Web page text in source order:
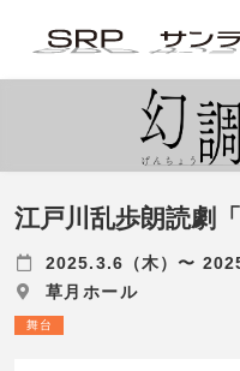
江戸川乱歩朗読劇
2025.3.6（木）〜
草月ホール
舞台